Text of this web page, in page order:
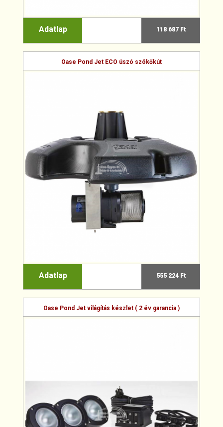
Adatlap 118 687 Ft
Oase Pond Jet ECO úszó szökőkút
Adatlap 555 224 Ft
Oase Pond Jet világítás készlet ( 2 év garancia )